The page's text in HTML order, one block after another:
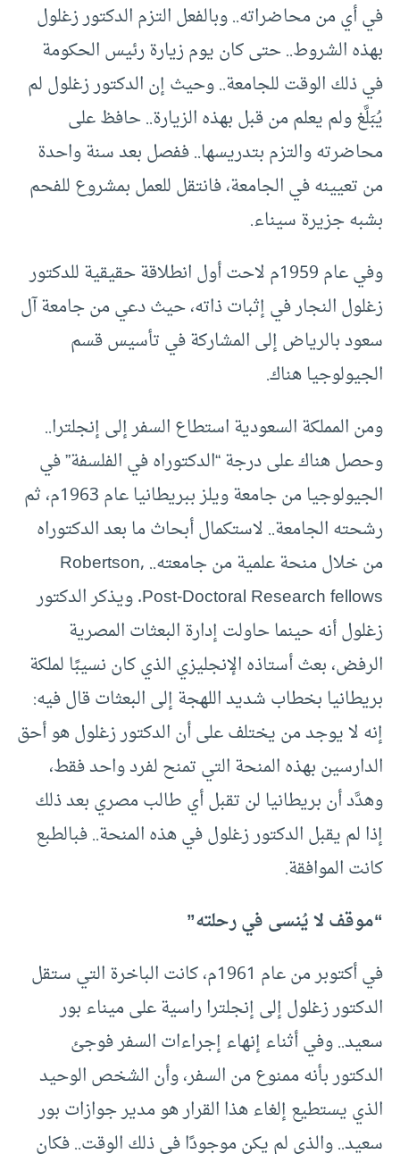
في أي من محاضراته.. وبالفعل التزم الدكتور زغلول
بهذه الشروط.. حتى كان يوم زيارة رئيس الحكومة
في ذلك الوقت للجامعة.. وحيث إن الدكتور زغلول لم
يُبَلَّغ ولم يعلم من قبل بهذه الزيارة.. حافظ على
محاضرته والتزم بتدريسها.. ففصل بعد سنة واحدة
من تعيينه في الجامعة، فانتقل للعمل بمشروع للفحم
بشبه جزيرة سيناء.
وفي عام 1959م لاحت أول انطلاقة حقيقية للدكتور
زغلول النجار في إثبات ذاته، حيث دعي من جامعة آل
سعود بالرياض إلى المشاركة في تأسيس قسم
الجيولوجيا هناك.
ومن المملكة السعودية استطاع السفر إلى إنجلترا..
وحصل هناك على درجة “الدكتوراه في الفلسفة” في
الجيولوجيا من جامعة ويلز ببريطانيا عام 1963م، ثم
رشحته الجامعة.. لاستكمال أبحاث ما بعد الدكتوراه
من خلال منحة علمية من جامعته.. Robertson,
Post-Doctoral Research fellows. ويذكر الدكتور
زغلول أنه حينما حاولت إدارة البعثات المصرية
الرفض، بعث أستاذه الإنجليزي الذي كان نسيبًا لملكة
بريطانيا بخطاب شديد اللهجة إلى البعثات قال فيه:
إنه لا يوجد من يختلف على أن الدكتور زغلول هو أحق
الدارسين بهذه المنحة التي تمنح لفرد واحد فقط،
وهدَّد أن بريطانيا لن تقبل أي طالب مصري بعد ذلك
إذا لم يقبل الدكتور زغلول في هذه المنحة.. فبالطبع
كانت الموافقة.
“موقف لا يُنسى في رحلته”
في أكتوبر من عام 1961م، كانت الباخرة التي ستقل
الدكتور زغلول إلى إنجلترا راسية على ميناء بور
سعيد.. وفي أثناء إنهاء إجراءات السفر فوجئ
الدكتور بأنه ممنوع من السفر، وأن الشخص الوحيد
الذي يستطيع إلغاء هذا القرار هو مدير جوازات بور
سعيد.. والذي لم يكن موجودًا في ذلك الوقت.. فكان